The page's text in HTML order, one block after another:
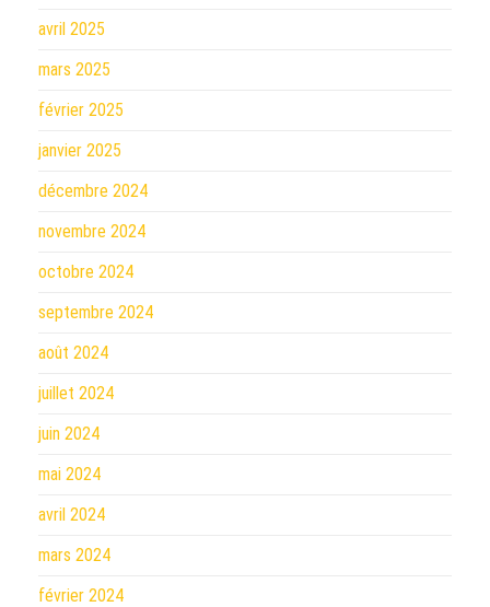
avril 2025
mars 2025
février 2025
janvier 2025
décembre 2024
novembre 2024
octobre 2024
septembre 2024
août 2024
juillet 2024
juin 2024
mai 2024
avril 2024
mars 2024
février 2024